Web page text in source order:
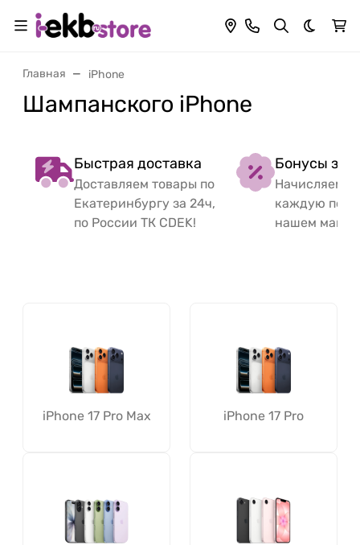
Темная
Главная iPhone
Шампанского iPhone
Быстрая доставка
Доставляем товары по
Екатеринбургу за 24ч,
по России ТК CDEK!
Бонусы за
Начисляем
каждую
нашем
iPhone 17 Pro Max iPhone 17 Pro